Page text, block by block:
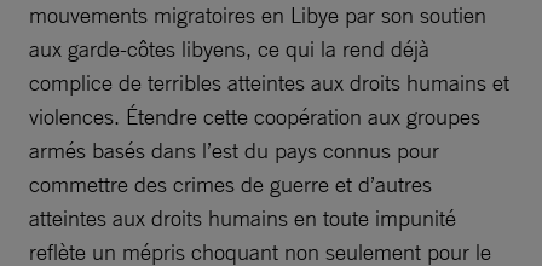
mouvements migratoires en Libye par son soutien
aux garde-côtes libyens, ce qui la rend déjà
complice de terribles atteintes aux droits humains et
violences. Étendre cette coopération aux groupes
armés basés dans l’est du pays connus pour
commettre des crimes de guerre et d’autres
atteintes aux droits humains en toute impunité
reflète un mépris choquant non seulement pour le